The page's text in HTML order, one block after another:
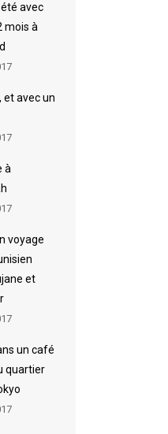
avec
mois à
et avec un
à
voyage
et
un café
quartier